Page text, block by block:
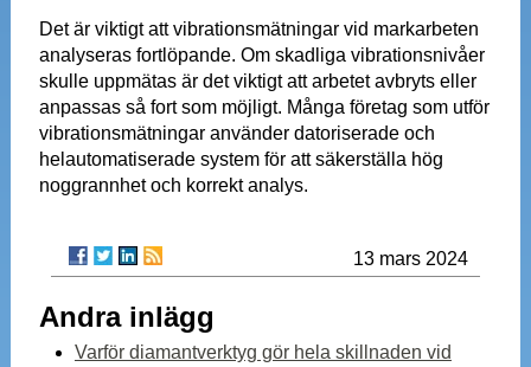
Det är viktigt att vibrationsmätningar vid markarbeten
analyseras fortlöpande. Om skadliga vibrationsnivåer
skulle uppmätas är det viktigt att arbetet avbryts eller
anpassas så fort som möjligt. Många företag som utför
vibrationsmätningar använder datoriserade och
helautomatiserade system för att säkerställa hög
noggrannhet och korrekt analys.
13 mars 2024
Andra inlägg
Varför diamantverktyg gör hela skillnaden vid